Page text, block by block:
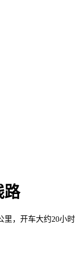
路
里，开车大约20小时